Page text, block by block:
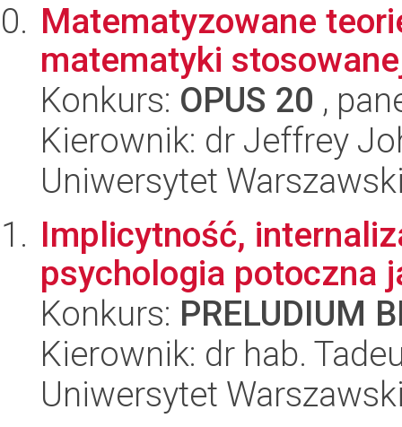
Matematyzowane
matematyki
Konkurs: OPUS 20 ,
Kierownik: dr Jeffrey
Uniwersytet
Implicytność,
psychologia potoczna
Konkurs: PRELUDIUM
Kierownik: dr hab.
Uniwersytet